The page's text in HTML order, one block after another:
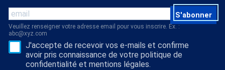
S'abonner
Veuillez renseigner votre adresse email pour vous inscrire. Ex. :
abc@xyz.com
J'accepte de recevoir vos e-mails et confirme
avoir pris connaissance de votre politique de
confidentialité et mentions légales.